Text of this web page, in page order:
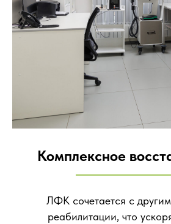
Комплексное
ЛФК сочетается с
реабилитации, что